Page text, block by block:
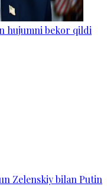
hujumni bekor qildi
Zelenskiy bilan Putin